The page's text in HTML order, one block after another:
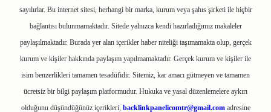
sayılırlar. Bu internet sitesi, herhangi bir marka, kurum veya şahıs şirketi ile hiçbir
bağlantısı bulunmamaktadır. Sitede yalnızca kendi hazırladığımız makaleler
paylaşılmaktadır. Burada yer alan içerikler haber niteliği taşımamakta olup, gerçek
kurum ve kişiler hakkında paylaşım yapılmamaktadır. Gerçek kurum ve kişiler ile
isim benzerlikleri tamamen tesadüfidir. Sitemiz, kar amacı gütmeyen ve tamamen
ücretsiz bir bilgi paylaşım platformudur. Hukuka ve yasal düzenlemelere aykırı
olduğunu düşündüğünüz içerikleri, backlinkpanelicomtr@gmail.comadresine